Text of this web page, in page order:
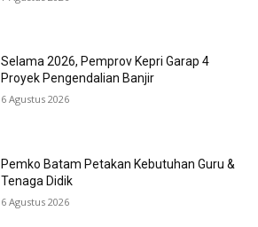
Selama 2026, Pemprov Kepri Garap 4
Proyek Pengendalian Banjir
6 Agustus 2026
Pemko Batam Petakan Kebutuhan Guru &
Tenaga Didik
6 Agustus 2026